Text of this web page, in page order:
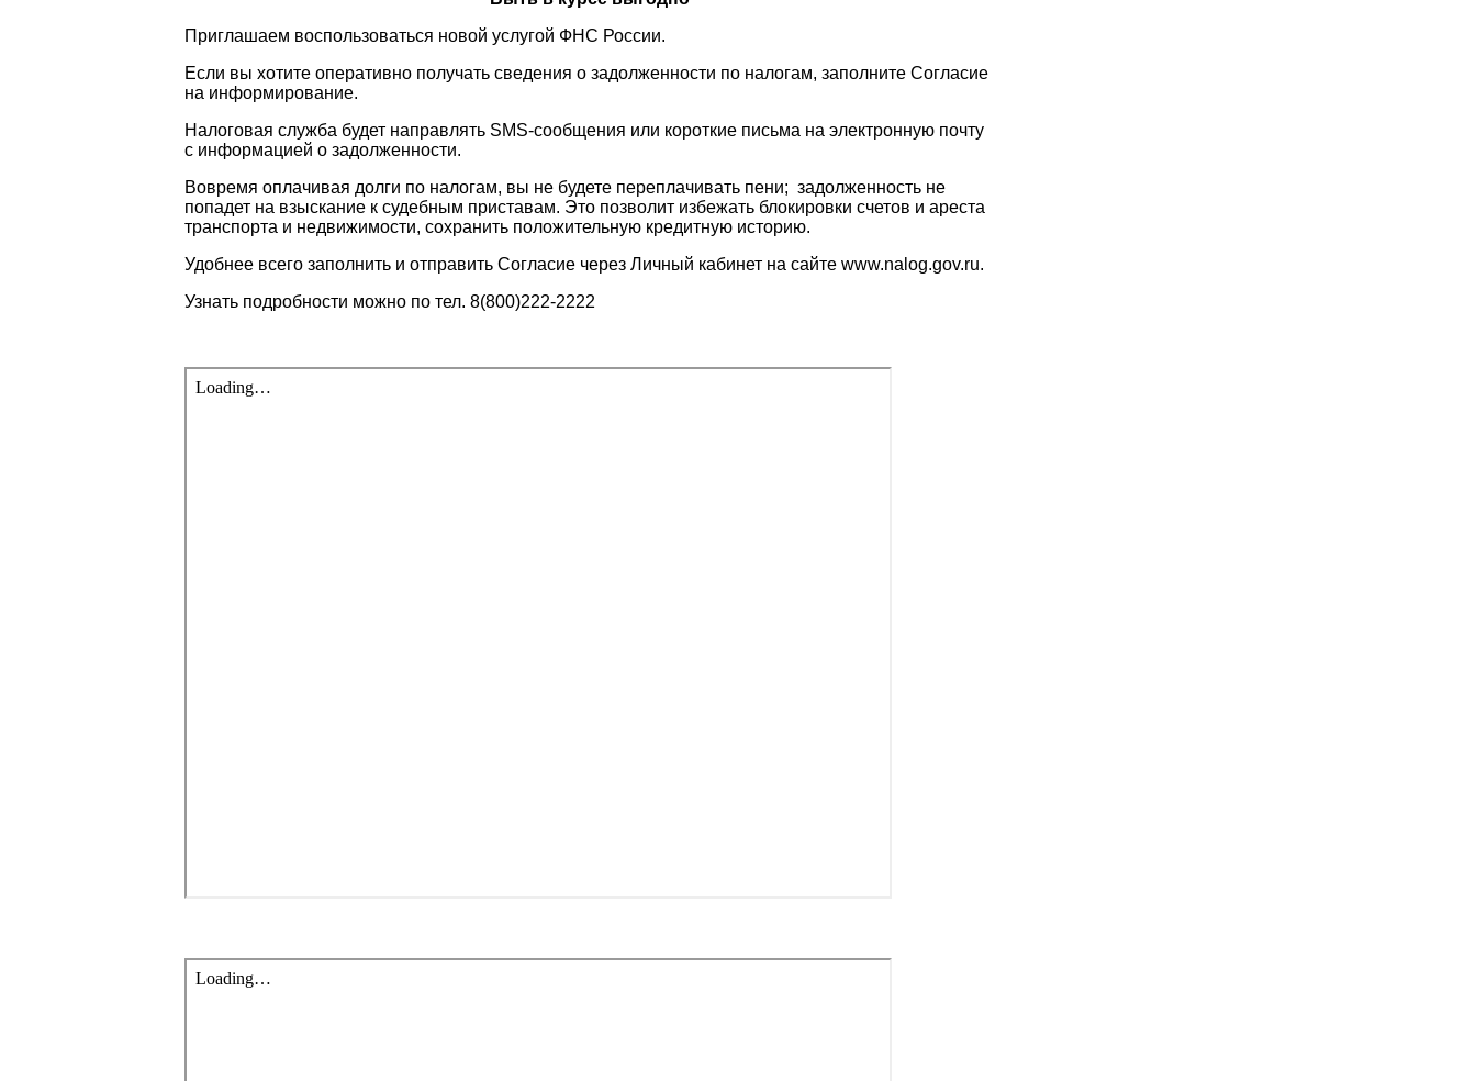
Приглашаем воспользоваться новой услугой ФНС России.
Если вы хотите оперативно получать сведения о задолженности по налогам, заполните Согласие
на информирование.
Налоговая служба будет направлять SMS-сообщения или короткие письма на электронную почту
с информацией о задолженности.
Вовремя оплачивая долги по налогам, вы не будете переплачивать пени; задолженность не
попадет на взыскание к судебным приставам. Это позволит избежать блокировки счетов и ареста
транспорта и недвижимости, сохранить положительную кредитную историю.
Удобнее всего заполнить и отправить Согласие через Личный кабинет на сайте www.nalog.gov.ru.
Узнать подробности можно по тел. 8(800)222-2222